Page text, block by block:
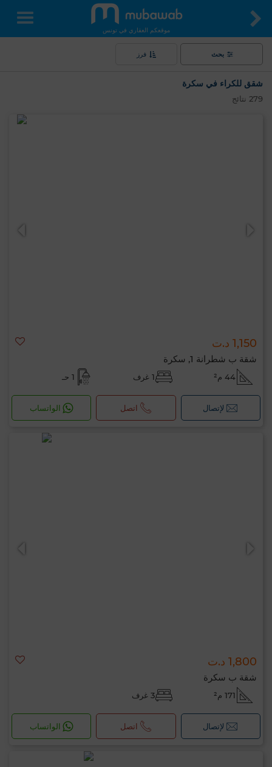
موقعكم العقاري في تونس
بحث فرز
شقق للكراء في سكرة
279 نتائج
1,150 د.ت
شقة ب شطرانة 1, سكرة
44 م² 1 غرف 1 حـ
لإتصال اتصل الواتساب
1,800 د.ت
شقة ب سكرة
171 م² 3 غرف
لإتصال اتصل الواتساب